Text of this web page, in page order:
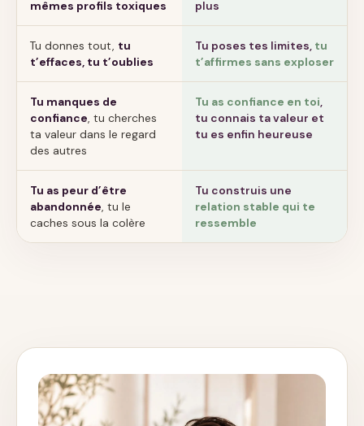
mêmes profils toxiques plus
Tu donnes tout, tu
t’effaces, tu t’oublies
Tu poses tes limites, tu
t’affirmes sans exploser
Tu manques de
confiance, tu cherches
ta valeur dans le regard
des autres
Tu as confiance en toi,
tu connais ta valeur et
tu es enfin heureuse
Tu as peur d’être
abandonnée, tu le
caches sous la colère
Tu construis une
relation stable qui te
ressemble